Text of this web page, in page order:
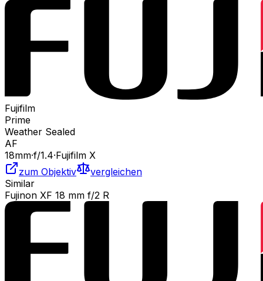
Fujifilm
Prime
Weather Sealed
AF
18mm·f/1.4·Fujifilm X
zum Objektiv
vergleichen
Similar
Fujinon XF 18 mm f/2 R